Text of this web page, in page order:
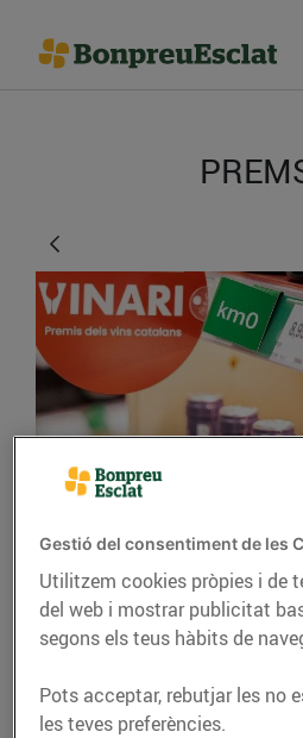
Bonpreu i
referma el
compromís
promoció i
vi català
08/de juliol/2022
Gestió del consentiment de les
Utilitzem cookies pròpies i de
del web i mostrar publicitat
segons els teus hàbits de
Pots acceptar, rebutjar les no
les teves preferències.